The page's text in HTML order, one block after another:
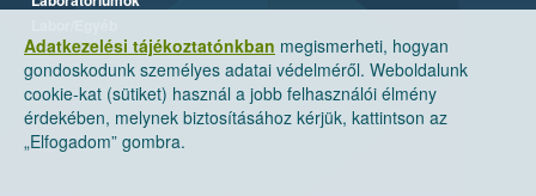
Adatkezelési tájékoztatónkban megismerheti, hogyan
gondoskodunk személyes adatai védelméről. Weboldalunk
cookie-kat (sütiket) használ a jobb felhasználói élmény
érdekében, melynek biztosításához kérjük, kattintson az
„Elfogadom” gombra.